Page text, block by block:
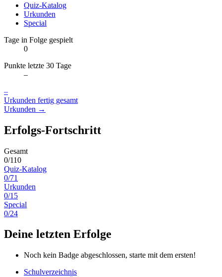
Quiz-Katalog
Urkunden
Special
Tage in Folge gespielt
0
Punkte letzte 30 Tage
–
–
Urkunden fertig gesamt
Urkunden →
Erfolgs-Fortschritt
Gesamt
0/110
Quiz-Katalog
0/71
Urkunden
0/15
Special
0/24
Deine letzten Erfolge
Noch kein Badge abgeschlossen, starte mit dem ersten!
Schulverzeichnis